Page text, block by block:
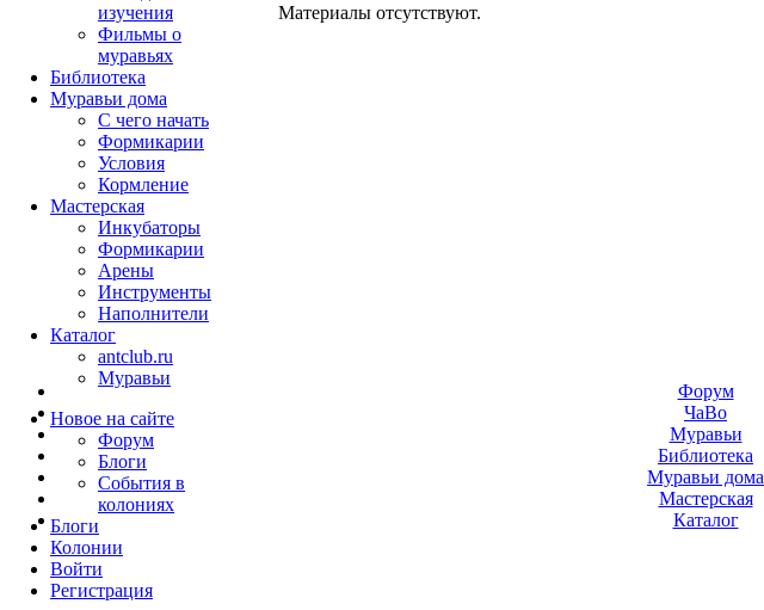
Материалы отсутствуют.
изучения
Фильмы о
муравьях
Библиотека
Муравьи дома
С чего начать
Формикарии
Условия
Кормление
Мастерская
Инкубаторы
Формикарии
Арены
Инструменты
Наполнители
Каталог
antclub.ru
Муравьи
Новое на сайте
Форум
Блоги
События в
колониях
Блоги
Колонии
Войти
Peгиcтpaция
Форум
ЧаВо
Муравьи
Библиотека
Муравьи дома
Мастерская
Каталог